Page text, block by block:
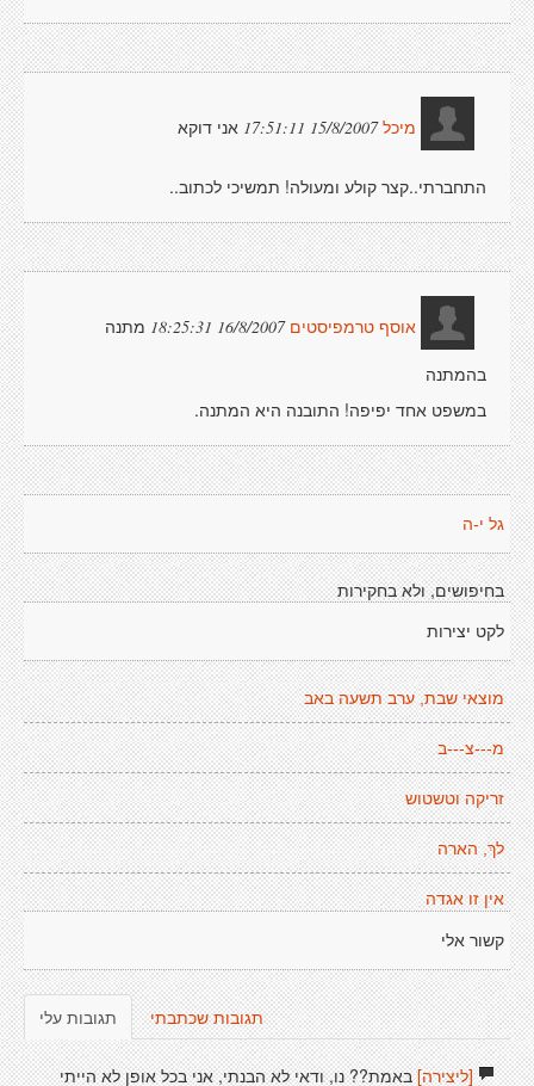
מיכל15/8/2007 17:51:11 אני דוקא
התחברתי..קצר קולע ומעולה! תמשיכי לכתוב..
אוסף טרמפיסטים 16/8/2007 18:25:31
מתנה
בהמתנה
במשפט אחד יפיפה! התובנה היא המתנה.
גל י-ה
בחיפושים, ולא בחקירות
לקט יצירות
מוצאי שבת, ערב תשעה באב
מ---צ---ב
זריקה וטשטוש
לךְ, הארה
אין זו אגדה
קשור אלי
תגובות עלי תגובות שכתבתי
[ליצירה]באמת?? נו, ודאי לא הבנתי, אני בכל אופן לא הייתי